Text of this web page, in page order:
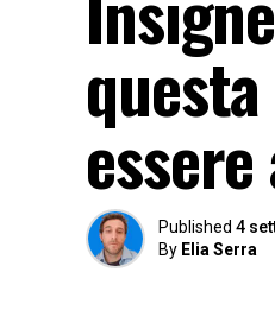
Published 4
By Elia Serra